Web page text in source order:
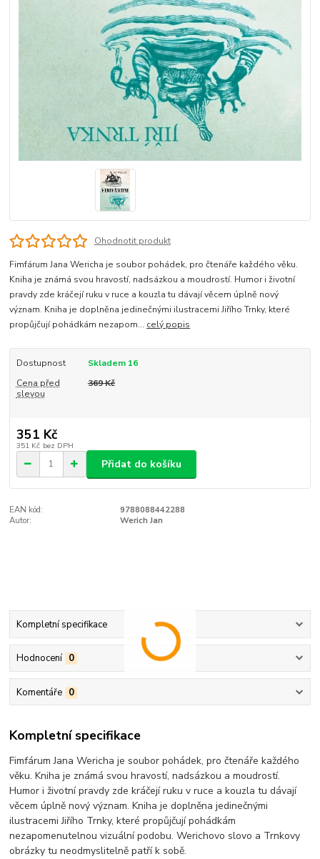
Ohodnotit produkt
Fimfárum Jana Wericha je soubor pohádek, pro čtenáře každého věku.
Kniha je známá svou hravostí, nadsázkou a moudrostí. Humor i životní
pravdy zde kráčejí ruku v ruce a kouzla tu dávají věcem úplně nový
význam. Kniha je doplněna jedinečnými ilustracemi Jiřího Trnky, které
propůjčují pohádkám nezapom... celý popis
Dostupnost
Skladem 16
Cena před
slevou
369 Kč
351 Kč
351 Kč bez DPH
Přidat do košíku
EAN kód:
9788088442288
Autor:
Werich Jan
Kompletní specifikace
Hodnocení 0
Komentáře 0
Kompletní specifikace
Fimfárum Jana Wericha je soubor pohádek, pro čtenáře každého
věku. Kniha je známá svou hravostí, nadsázkou a moudrostí.
Humor i životní pravdy zde kráčejí ruku v ruce a kouzla tu dávají
věcem úplně nový význam. Kniha je doplněna jedinečnými
ilustracemi Jiřího Trnky, které propůjčují pohádkám
nezapomenutelnou vizuální podobu. Werichovo slovo a Trnkovy
obrázky tu neodmyslitelně patří k sobě.